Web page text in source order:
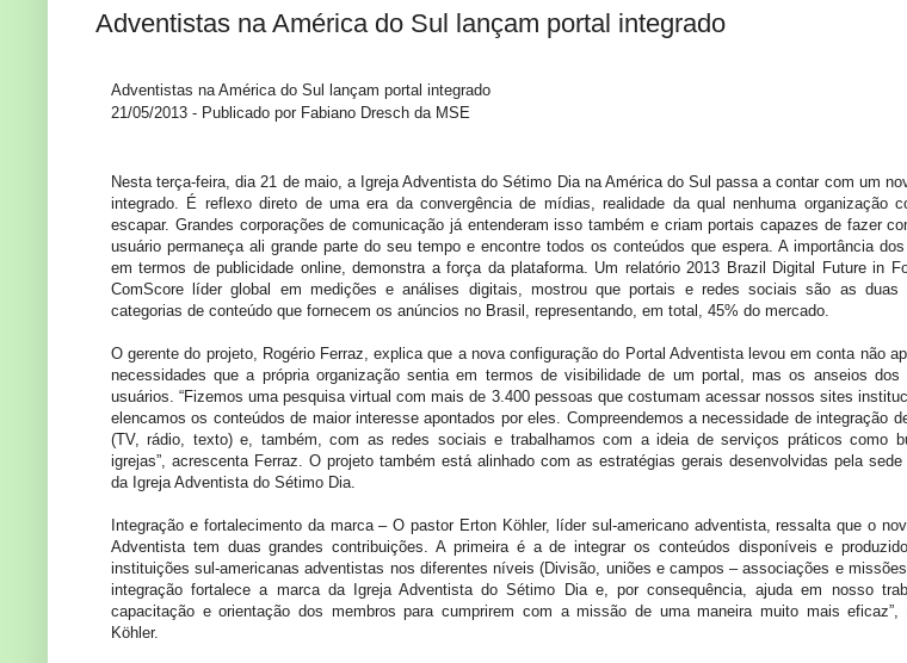
Adventistas na América do Sul lançam portal integrado
Adventistas na América do Sul lançam portal integrado
21/05/2013 - Publicado por Fabiano Dresch da MSE
Nesta terça-feira, dia 21 de maio, a Igreja Adventista do Sétimo Dia na América do Sul passa a contar com um
integrado. É reflexo direto de uma era da convergência de mídias, realidade da qual nenhuma organização
escapar. Grandes corporações de comunicação já entenderam isso também e criam portais capazes de fazer
usuário permaneça ali grande parte do seu tempo e encontre todos os conteúdos que espera. A importância
em termos de publicidade online, demonstra a força da plataforma. Um relatório 2013 Brazil Digital Future in
ComScore líder global em medições e análises digitais, mostrou que portais e redes sociais são as duas
categorias de conteúdo que fornecem os anúncios no Brasil, representando, em total, 45% do mercado.
O gerente do projeto, Rogério Ferraz, explica que a nova configuração do Portal Adventista levou em conta não
necessidades que a própria organização sentia em termos de visibilidade de um portal, mas os anseios dos
usuários. “Fizemos uma pesquisa virtual com mais de 3.400 pessoas que costumam acessar nossos sites
elencamos os conteúdos de maior interesse apontados por eles. Compreendemos a necessidade de integração
(TV, rádio, texto) e, também, com as redes sociais e trabalhamos com a ideia de serviços práticos como
igrejas”, acrescenta Ferraz. O projeto também está alinhado com as estratégias gerais desenvolvidas pela sede
da Igreja Adventista do Sétimo Dia.
Integração e fortalecimento da marca – O pastor Erton Köhler, líder sul-americano adventista, ressalta que o
Adventista tem duas grandes contribuições. A primeira é a de integrar os conteúdos disponíveis e
instituições sul-americanas adventistas nos diferentes níveis (Divisão, uniões e campos – associações e
integração fortalece a marca da Igreja Adventista do Sétimo Dia e, por consequência, ajuda em nosso
capacitação e orientação dos membros para cumprirem com a missão de uma maneira muito mais eficaz”,
Köhler.